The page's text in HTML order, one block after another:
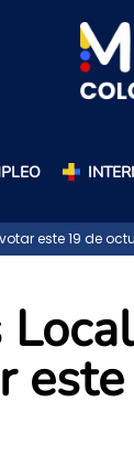
este 19 de